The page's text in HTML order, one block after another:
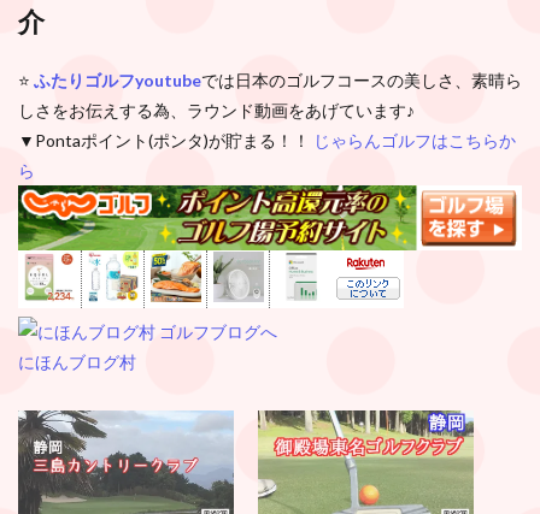
介
⭐️ ふたりゴルフyoutubeでは日本のゴルフコースの美しさ、素晴ら
しさをお伝えする為、ラウンド動画をあげています♪
▼Pontaポイント(ポンタ)が貯まる！！
じゃらんゴルフはこちらか
ら
にほんブログ村